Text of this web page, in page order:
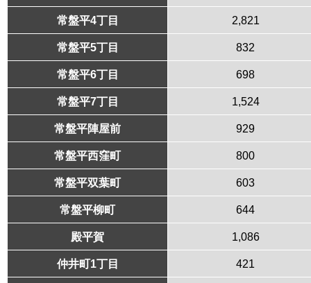
常盤平4丁目 2,821
常盤平5丁目 832
常盤平6丁目 698
常盤平7丁目 1,524
常盤平陣屋前 929
常盤平西窪町 800
常盤平双葉町 603
常盤平柳町 644
殿平賀 1,086
仲井町1丁目 421